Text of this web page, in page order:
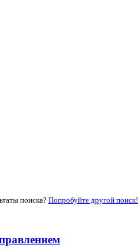
поиска?Попробуйте другой поиск!